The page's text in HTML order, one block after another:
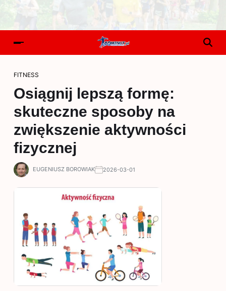
FITNESS
Osiągnij lepszą formę:
skuteczne sposoby na
zwiększenie aktywności
fizycznej
EUGENIUSZ BOROWIAK 2026-03-01